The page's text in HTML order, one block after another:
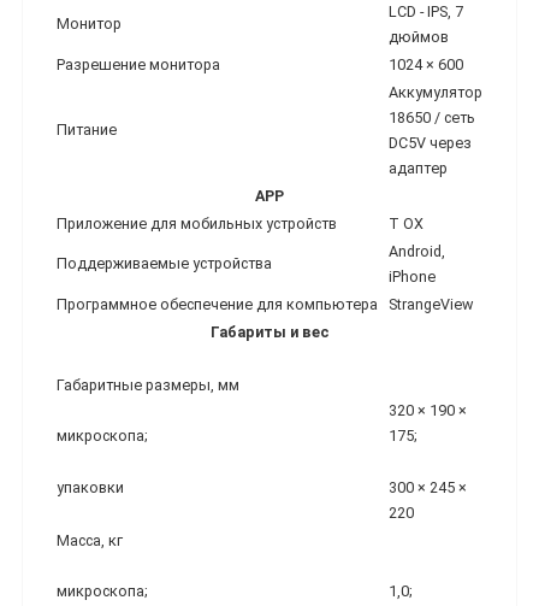
Монитор
LCD - IPS, 7
дюймов
Разрешение монитора
1024 × 600
Питание
Аккумулятор
18650 / сеть
DC5V через
адаптер
АРР
Приложение для мобильных устройств
T OX
Поддерживаемые устройства
Android,
iPhone
Программное обеспечение для компьютера
StrangeView
Габариты и вес
Габаритные размеры, мм
микроскопа;
упаковки
320 × 190 ×
175;
300 × 245 ×
220
Масса, кг
микроскопа; 1,0;